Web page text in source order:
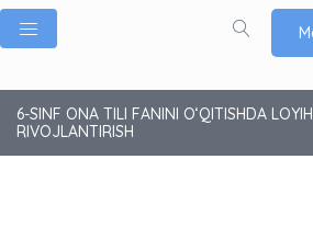
6-SINF ONA TILI FANINI O‘QITISHDA
RIVOJLANTIRISH